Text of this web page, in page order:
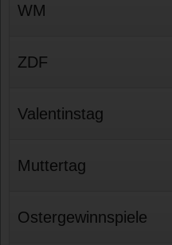
WM
ZDF
Valentinstag
Muttertag
Ostergewinnspiele